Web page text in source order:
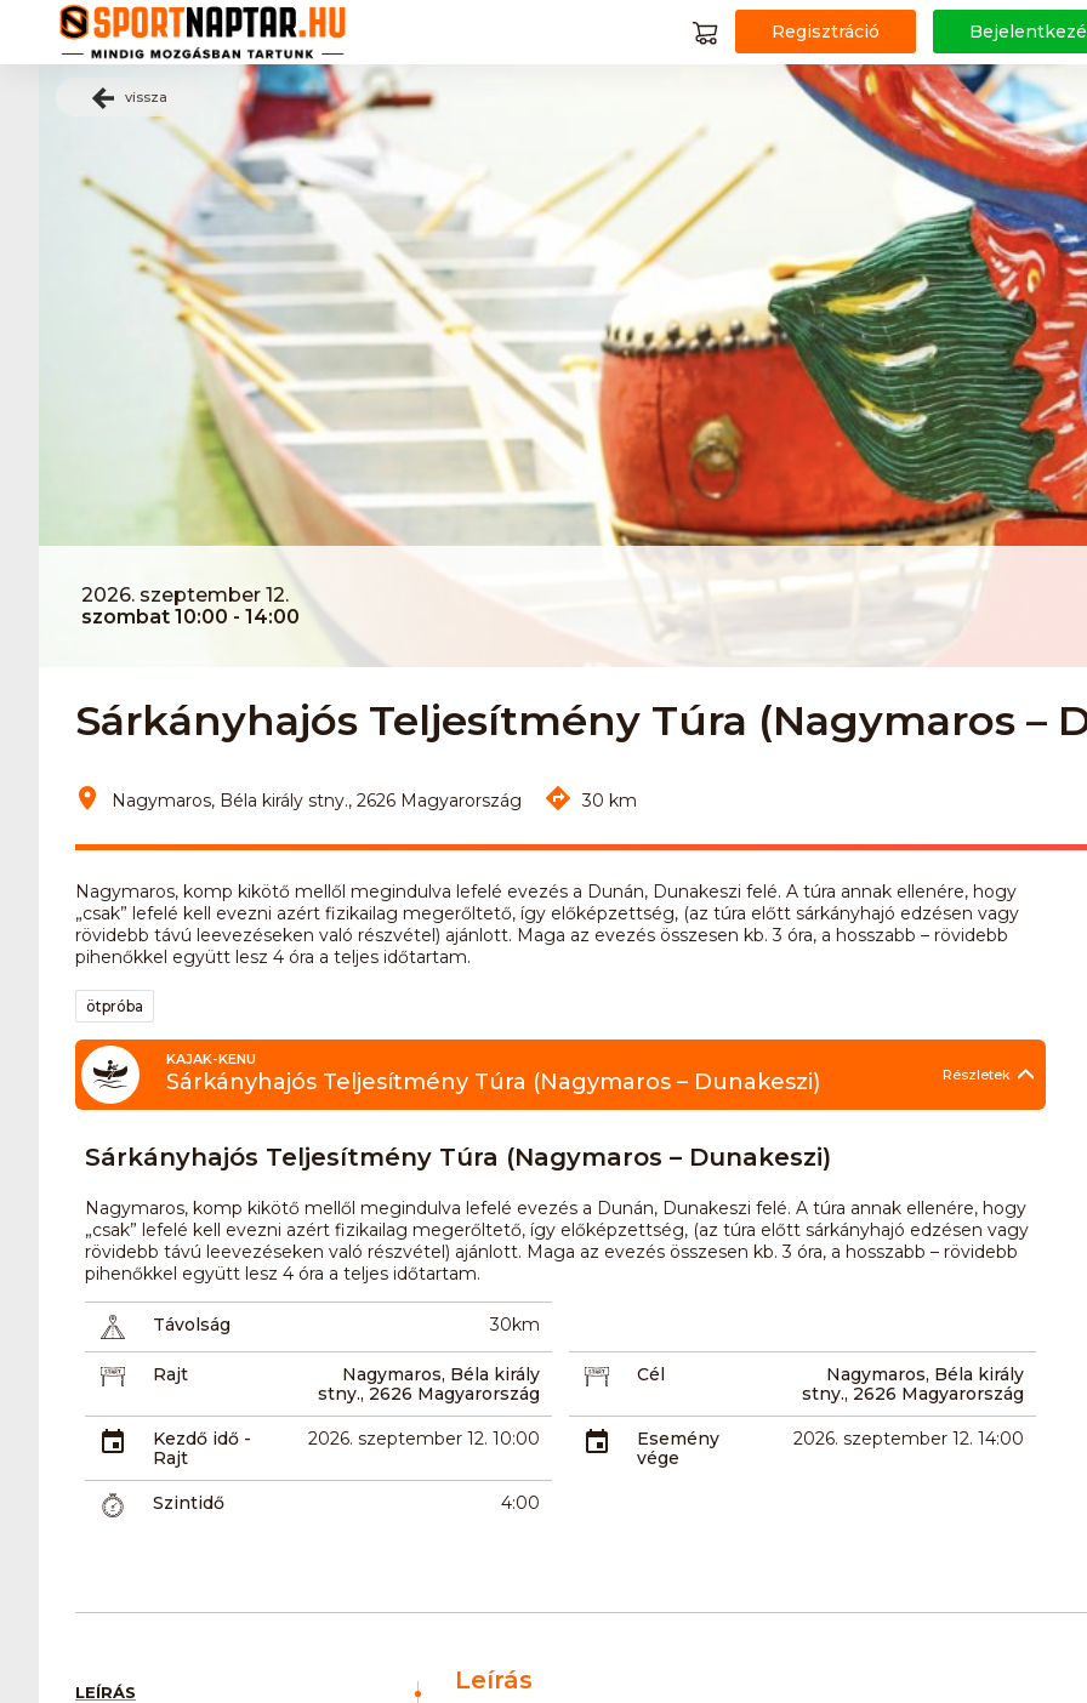
Regisztráció
vissza
2026. szeptember 12.
szombat 10:00 - 14:00
Sárkányhajós Teljesítmény Túra (Nagymaros –
Nagymaros, Béla király stny., 2626 Magyarország 30 km
Nagymaros, komp kikötő mellől megindulva lefelé evezés a Dunán, Dunakeszi felé. A túra annak ellenére, hogy
„csak” lefelé kell evezni azért fizikailag megerőltető, így előképzettség, (az túra előtt sárkányhajó edzésen vagy
rövidebb távú leevezéseken való részvétel) ajánlott. Maga az evezés összesen kb. 3 óra, a hosszabb – rövidebb
pihenőkkel együtt lesz 4 óra a teljes időtartam.
ötpróba
KAJAK-KENU
Sárkányhajós Teljesítmény Túra (Nagymaros – Dunakeszi) Részletek
Sárkányhajós Teljesítmény Túra (Nagymaros – Dunakeszi)
Nagymaros, komp kikötő mellől megindulva lefelé evezés a Dunán, Dunakeszi felé. A túra annak ellenére, hogy
„csak” lefelé kell evezni azért fizikailag megerőltető, így előképzettség, (az túra előtt sárkányhajó edzésen vagy
rövidebb távú leevezéseken való részvétel) ajánlott. Maga az evezés összesen kb. 3 óra, a hosszabb – rövidebb
pihenőkkel együtt lesz 4 óra a teljes időtartam.
Távolság 30km
Rajt
Nagymaros, Béla király
stny., 2626 Magyarország
Cél
Nagymaros, Béla király
stny., 2626 Magyarország
Kezdő idő -
Rajt
2026. szeptember 12. 10:00
Esemény
vége
2026. szeptember 12. 14:00
Szintidő 4:00
LEÍRÁS Leírás